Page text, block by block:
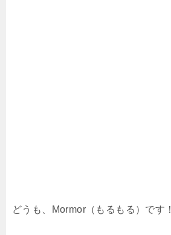
どうも、Mormor（もるもる）です！